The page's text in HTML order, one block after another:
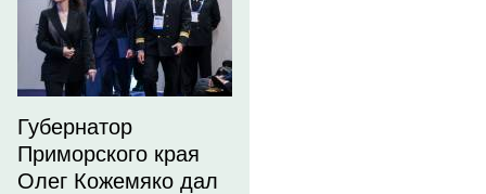
Губернатор
Приморского края
Олег Кожемяко дал